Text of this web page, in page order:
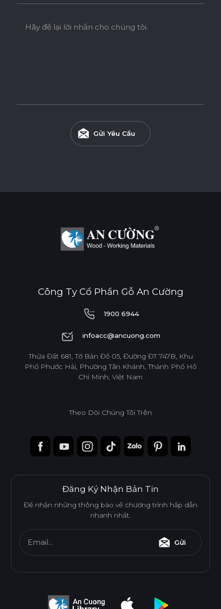
năng chống nước vượt trội và chống mối mọt hiệu quả, phù
hợp cho các khu vực ẩm ướt như nhà tắm, bếp và khu giặt.
CHỐNG MỐI MỌT CHỐNG TRẦY XƯỚC CAO
THÂN THIỆN MÔI TRƯỜNG
Kích thước(mm) 6 10 12 15
1220*3050
1220*3660 o
* Tuỳ theo mã sản phẩm sẽ có kích thước khác
nhau.
Hãy để lại lời nhắn cho chúng tôi.
Gửi Yêu Cầu
Công Ty Cổ Phần Gỗ An Cường
1900 6944
1900 6944
infoacc@ancuong.com
infoacc@ancuong.com
Thửa Đất 681, Tờ Bản Đồ 05, Đường ĐT 747B, Khu
Phố Phước Hải, Phường Tân Khánh, Thành Phố Hồ
Chí Minh, Việt Nam
Theo Dõi Chúng Tôi Trên
Đăng Ký Nhận Bản Tin
Để nhận những thông báo về chương trình hấp dẫn
nhanh nhất.
Email... Gửi